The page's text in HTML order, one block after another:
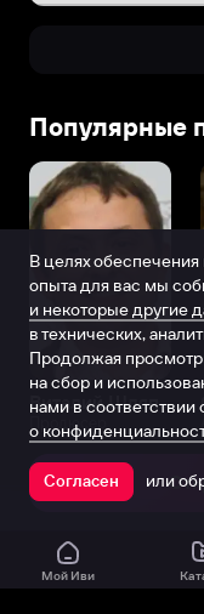
Популярные
Виталий Шляппо
Продюсер
Мой Иви
В целях обеспечения
опыта для вас мы
и некоторые другие
в технических,
Продолжая просмотр
на сбор и
нами в соответствии
о
Согласен или